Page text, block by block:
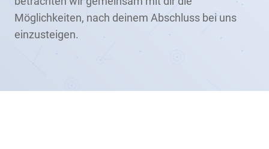
Möglichkeiten, nach deinem Abschluss bei uns
einzusteigen.